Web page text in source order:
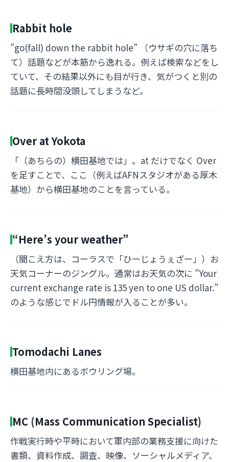
Rabbit hole
”go(fall) down the rabbit hole” （ウサギの穴に落ち
て）話題などが本筋から逸れる。例えば検索などをし
ていて、その結果以外にも目が行き、気がつくと別の
話題に長時間没頭してしまうなど。
Over at Yokota
「（あちらの）横田基地では」。at だけでなく Over
を足すことで、ここ（例えばAFNスタジオがある厚木
基地）から横田基地のことを言っている。
“Here’s your weather”
（聞こえ方は、コーラスで「ひーじょうぇざー」）お
天気コーナーのジングル。通常はお天気の次に ”Your
current exchange rate is 135 yen to one US dollar.”
のような感じでドル円情報が入ることが多い。
Tomodachi Lanes
横田基地内にあるボウリング場。
MC (Mass Communication Specialist)
作戦実行時や平時において軍内部の業務支援に向けた
書類、資料作成、調査、映像、ソーシャルメディア、